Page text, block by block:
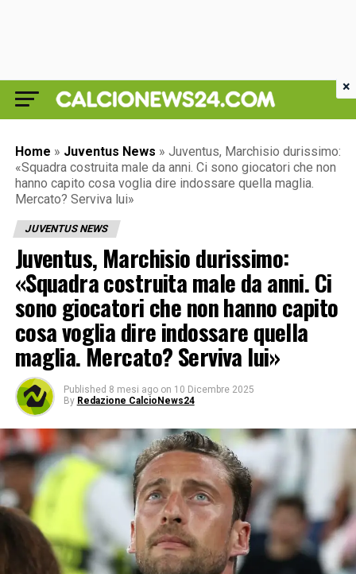
Home » Juventus News » Juventus, Marchisio durissimo:
«Squadra costruita male da anni. Ci sono giocatori che non
hanno capito cosa voglia dire indossare quella maglia.
Mercato? Serviva lui»
JUVENTUS NEWS
Juventus, Marchisio durissimo:
«Squadra costruita male da anni. Ci
sono giocatori che non hanno capito
cosa voglia dire indossare quella
maglia. Mercato? Serviva lui»
Published 8 mesi ago on 10 Dicembre 2025
By Redazione CalcioNews24
×